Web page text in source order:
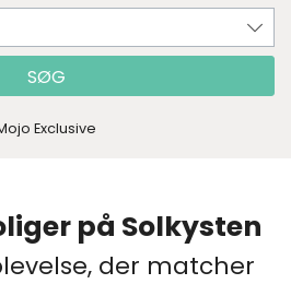
SØG
Exclusive
på Solkysten
der matcher